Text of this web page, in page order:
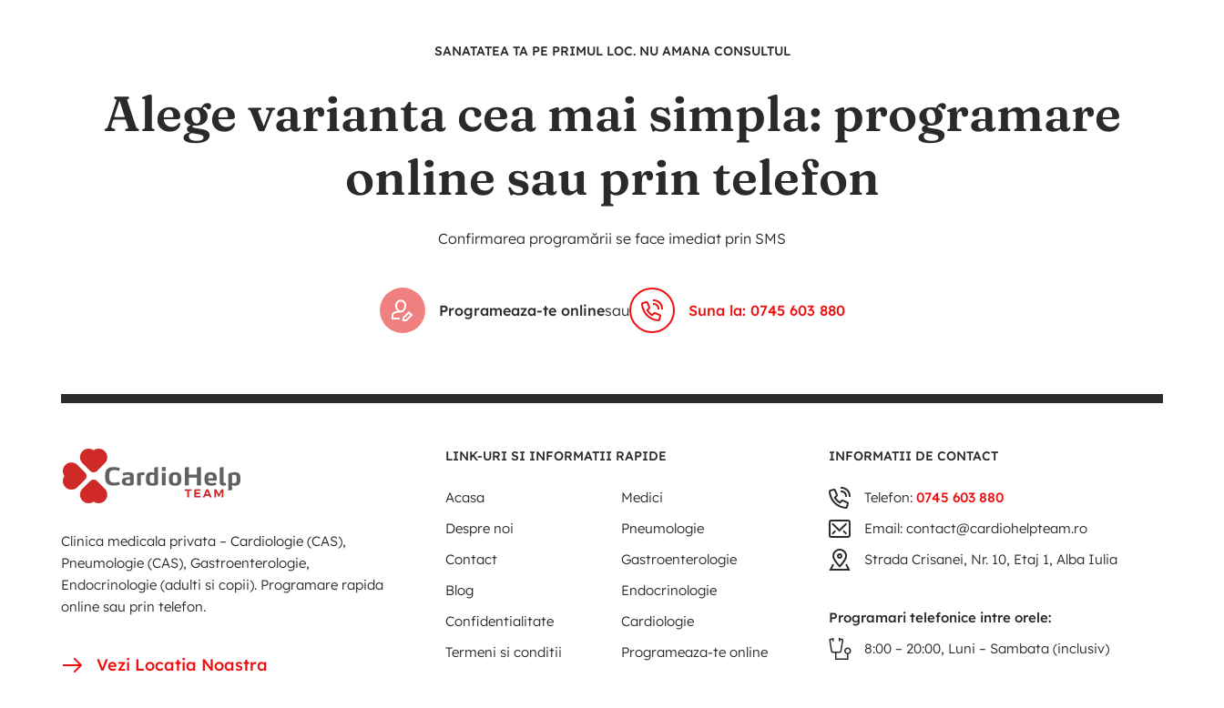
SANATATEA TA PE PRIMUL LOC. NU AMANA CONSULTUL
Alege varianta cea mai simpla: programare
online sau prin telefon
Confirmarea programării se face imediat prin SMS
Programeaza-te onlinesau Suna la: 0745 603 880
Clinica medicala privata – Cardiologie (CAS),
Pneumologie (CAS), Gastroenterologie,
Endocrinologie (adulti si copii). Programare rapida
online sau prin telefon.
Vezi Locatia Noastra
LINK-URI SI INFORMATII RAPIDE
Acasa
Medici
Despre noi
Pneumologie
Contact
Gastroenterologie
Blog
Endocrinologie
Confidentialitate
Cardiologie
Termeni si conditii
Programeaza-te online
INFORMATII DE CONTACT
Telefon:0745 603 880
Email: contact@cardiohelpteam.ro
Strada Crisanei, Nr. 10, Etaj 1, Alba Iulia
Programari telefonice intre orele:
8:00 – 20:00, Luni – Sambata (inclusiv)